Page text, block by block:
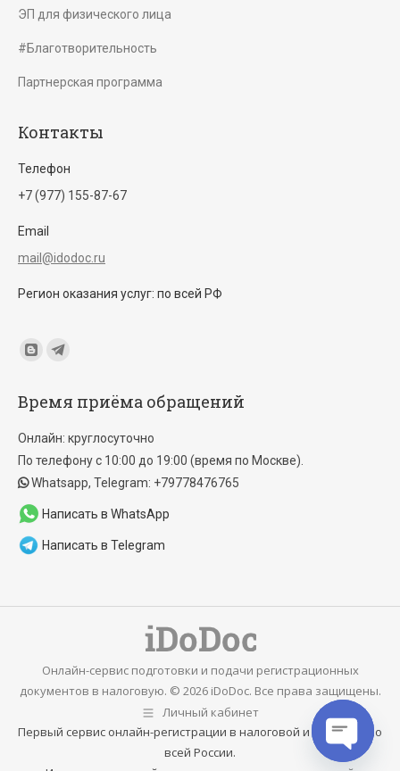
ЭП для физического лица
#Благотворительность
Партнерская программа
Контакты
Телефон
+7 (977) 155-87-67
Email
mail@idodoc.ru
Регион оказания услуг: по всей РФ
Find us on:
Blogger
opens
window
Telegram
opens
new
window
Время приёма обращений
Онлайн: круглосуточно
По телефону с 10:00 до 19:00 (время по Москве).
Whatsapp, Telegram: +79778476765
Написать в WhatsApp
Написать в Telegram
Онлайн-сервис подготовки и подачи регистрационных
документов в налоговую. © 2026 iDoDoc. Все права защищены.
Личный кабинет
Первый сервис онлайн-регистрации в налоговой и Минюсте по
всей России.